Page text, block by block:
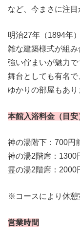
など、今まさに注目
明治27年（1894年
雑な建築様式が組
強い佇まいが魅力
舞台としても有名
ゆかりの部屋もあり
本館入浴料金（目安
神の湯階下：700円
神の湯2階席：1300
霊の湯2階席：2000
※コースにより休憩
営業時間